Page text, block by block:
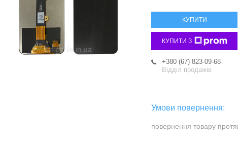
КУПИТИ
КУПИТИ З
+380 (67) 823-09-68
Відділ продажів
повернення товару